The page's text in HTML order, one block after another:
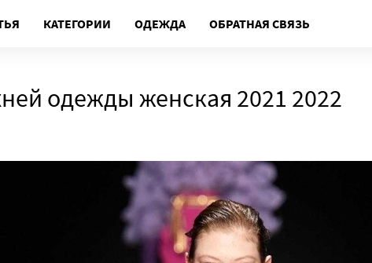
КАТЕГОРИИ ОДЕЖДА ОБРАТНАЯ СВЯЗЬ
одежды женская 2021 2022